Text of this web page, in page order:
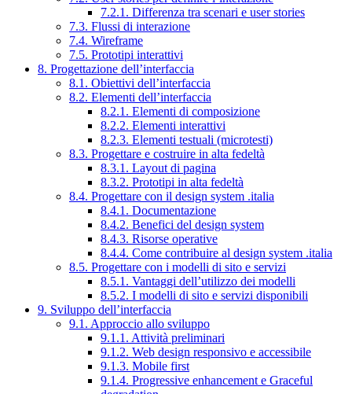
7.2.1. Differenza tra scenari e user stories
7.3. Flussi di interazione
7.4. Wireframe
7.5. Prototipi interattivi
8. Progettazione dell’interfaccia
8.1. Obiettivi dell’interfaccia
8.2. Elementi dell’interfaccia
8.2.1. Elementi di composizione
8.2.2. Elementi interattivi
8.2.3. Elementi testuali (microtesti)
8.3. Progettare e costruire in alta fedeltà
8.3.1. Layout di pagina
8.3.2. Prototipi in alta fedeltà
8.4. Progettare con il design system .italia
8.4.1. Documentazione
8.4.2. Benefici del design system
8.4.3. Risorse operative
8.4.4. Come contribuire al design system .italia
8.5. Progettare con i modelli di sito e servizi
8.5.1. Vantaggi dell’utilizzo dei modelli
8.5.2. I modelli di sito e servizi disponibili
9. Sviluppo dell’interfaccia
9.1. Approccio allo sviluppo
9.1.1. Attività preliminari
9.1.2. Web design responsivo e accessibile
9.1.3. Mobile first
9.1.4. Progressive enhancement e Graceful